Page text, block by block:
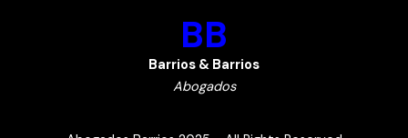
BB
Barrios & Barrios
Abogados